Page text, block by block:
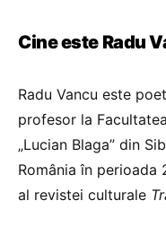
Cine este Radu
Radu Vancu este
profesor la
„Lucian Blaga” din
România în
al revistei culturale